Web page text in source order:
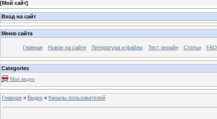
[Мой сайт]
Вход на сайт
Меню сайта
Главная Новое на сайте Литература и файлы Тест онлайн Статьи
Categories
Моё видео
Главная » Видео » Каналы пользователей